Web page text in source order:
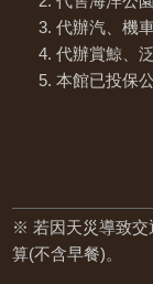
代辦汽、機
代辦賞鯨、
本館已投保
※ 若因天災導致交
算(不含早餐)。